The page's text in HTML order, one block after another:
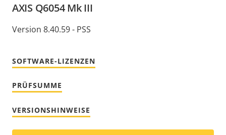
AXIS Q6054 Mk III
Version 8.40.59 - PSS
SOFTWARE-LIZENZEN
PRÜFSUMME
VERSIONSHINWEISE